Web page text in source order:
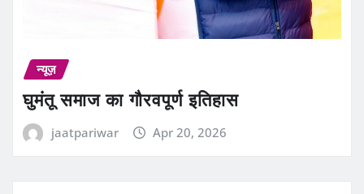
न्यूज़
घुमंतू समाज का गौरवपूर्ण इतिहास
jaatpariwar Apr 20, 2026